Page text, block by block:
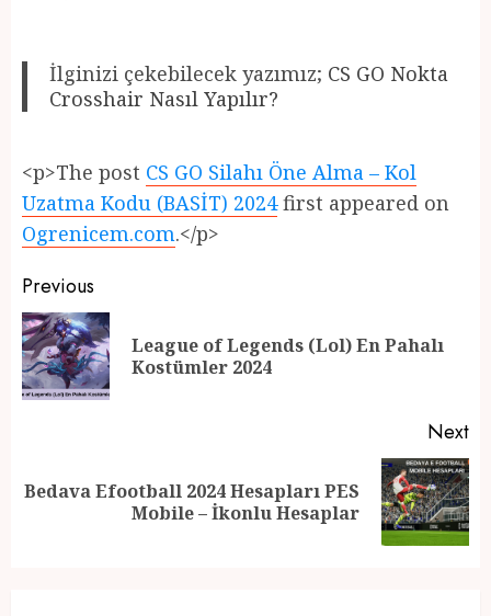
İlginizi çekebilecek yazımız; CS GO Nokta
Crosshair Nasıl Yapılır?
<p>The post CS GO Silahı Öne Alma – Kol
Uzatma Kodu (BASİT) 2024first appeared on
Ogrenicem.com.</p>
Post
navigation
Previous
League of Legends (Lol) En Pahalı
Kostümler 2024
Next
Next
Bedava Efootball 2024 Hesapları PES
Mobile – İkonlu Hesaplar